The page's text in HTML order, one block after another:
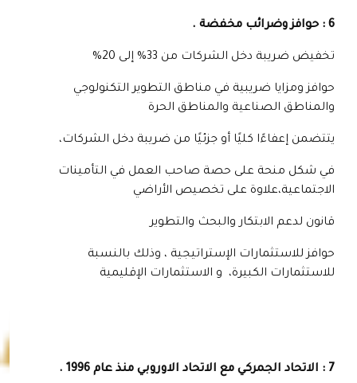
6 : حوافز وضرائب مخفضة .
تخفيض ضريبة دخل الشركات من 33% إلى 20%
حوافز ومزايا ضريبية في مناطق التطوير التكنولوجي
والمناطق الصناعية والمناطق الحرة
يتتضمن إعفاءًا كليًا أو جزئيًا من ضريبة دخل الشركات،
في شكل منحة على حصة صاحب العمل في التأمينات
الاجتماعية،علاوة على تخصيص الأراضي
قانون لدعم الابتكار والبحث والتطوير
حوافز للاستثمارات الإستراتيجية ، وذلك بالنسبة
للاستثمارات الكبيرة، و الاستثمارات الإقليمية
7 : الاتحاد الجمركي مع الاتحاد الاوروبي منذ عام 1996 .